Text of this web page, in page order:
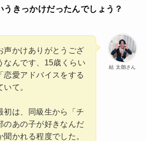
うきっかけだったんでしょう？
結 太朗さん
声かけありがとうござ
なんです、15歳くらい
恋愛アドバイスをする
て。
初は、同級生から「チ
のあの子が好きなんだ
かれる程度でした。